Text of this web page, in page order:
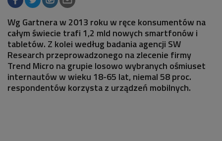
Wg Gartnera w 2013 roku w ręce konsumentów na
całym świecie trafi 1,2 mld nowych smartfonów i
tabletów. Z kolei według badania agencji SW
Research przeprowadzonego na zlecenie firmy
Trend Micro na grupie losowo wybranych ośmiuset
internautów w wieku 18-65 lat, niemal 58 proc.
respondentów korzysta z urządzeń mobilnych.